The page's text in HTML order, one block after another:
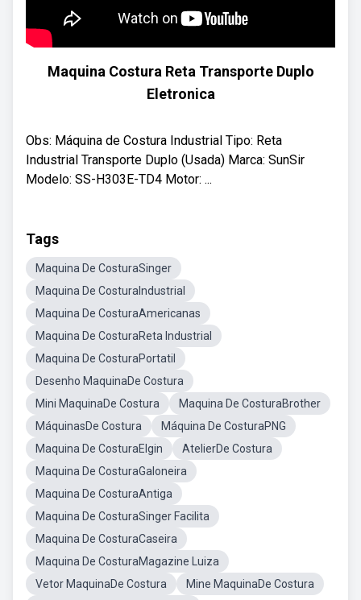
Maquina Costura Reta Transporte Duplo
Eletronica
Obs: Máquina de Costura Industrial Tipo: Reta
Industrial Transporte Duplo (Usada) Marca: SunSir
Modelo: SS-H303E-TD4 Motor: ...
Tags
Maquina De CosturaSinger
Maquina De CosturaIndustrial
Maquina De CosturaAmericanas
Maquina De CosturaReta Industrial
Maquina De CosturaPortatil
Desenho MaquinaDe Costura
Mini MaquinaDe Costura
Maquina De CosturaBrother
MáquinasDe Costura
Máquina De CosturaPNG
Maquina De CosturaElgin
AtelierDe Costura
Maquina De CosturaGaloneira
Maquina De CosturaAntiga
Maquina De CosturaSinger Facilita
Maquina De CosturaCaseira
Maquina De CosturaMagazine Luiza
Vetor MaquinaDe Costura
Mine MaquinaDe Costura